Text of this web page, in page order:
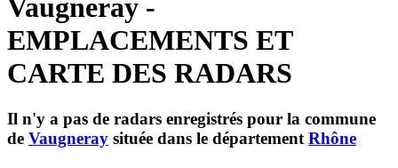
Vaugneray -
EMPLACEMENTS ET
CARTE DES RADARS
Il n'y a pas de radars enregistrés pour la commune
de Vaugneray située dans le département Rhône